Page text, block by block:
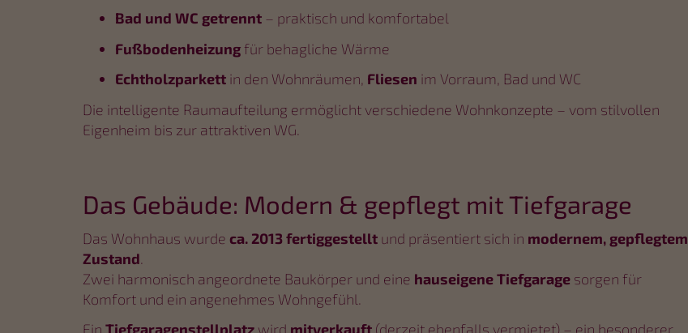
Bad und WC getrennt – praktisch und komfortabel
Fußbodenheizung für behagliche Wärme
Echtholzparkett in den Wohnräumen, Fliesen im Vorraum, Bad und WC
Die intelligente Raumaufteilung ermöglicht verschiedene Wohnkonzepte – vom stilvollen
Eigenheim bis zur attraktiven WG.
Das Gebäude: Modern & gepflegt mit Tiefgarage
Das Wohnhaus wurde ca. 2013 fertiggestellt und präsentiert sich in modernem, gepflegtem
Zustand.
Zwei harmonisch angeordnete Baukörper und eine hauseigene Tiefgarage sorgen für
Komfort und ein angenehmes Wohngefühl.
Ein Tiefgaragenstellplatz wird mitverkauft (derzeit ebenfalls vermietet) – ein besonderer